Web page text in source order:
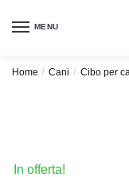
MENU
Home / Cani / Cibo per
In offerta!